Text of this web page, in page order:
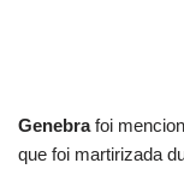
Genebrafoi
que foi martirizada